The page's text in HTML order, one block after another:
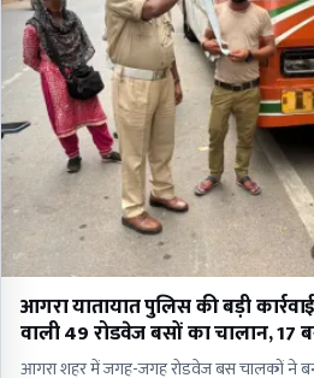
आगरा यातायात पुलिस की बड़ी
वाली 49 रोडवेज बसों का चालान, 17
आगरा शहर में जगह-जगह रोडवेज बस चालकों ने